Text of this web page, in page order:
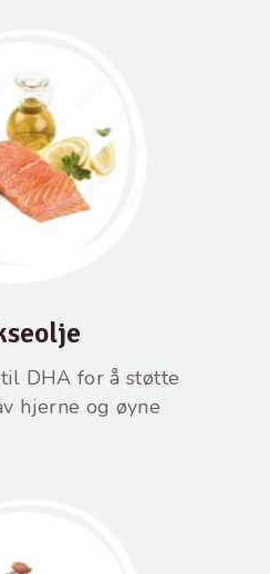
DHA for å støtte
hjerne og øyne